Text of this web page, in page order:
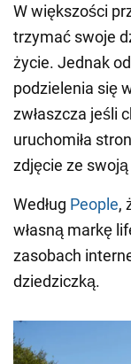
W większości
trzymać swoje
życie. Jednak
podzielenia się
zwłaszcza jeśli
uruchomiła
zdjęcie ze
Według People,
własną markę
zasobach
dziedziczką.